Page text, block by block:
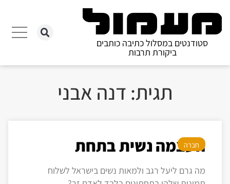
סטודנטים במסלול כתיבה כותבים
ביקורת תרבות
תגית: דנה אבני
חברה
העצמה נשית בתחת
מה גרם ליעל רגב ולמאות נשים בישראל לשלוח